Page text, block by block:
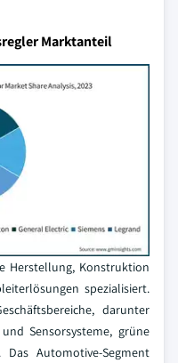
Marktanteil
Herstellung, Konstruktion
spezialisiert.
darunter
Sensorsysteme, grüne
Automotive-Segment